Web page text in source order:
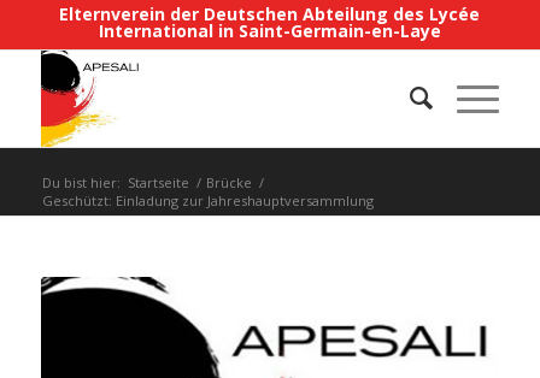
Elternverein der Deutschen Abteilung des Lycée
International in Saint-Germain-en-Laye
Du bist hier: Startseite / Brücke /
Geschützt: Einladung zur Jahreshauptversammlung